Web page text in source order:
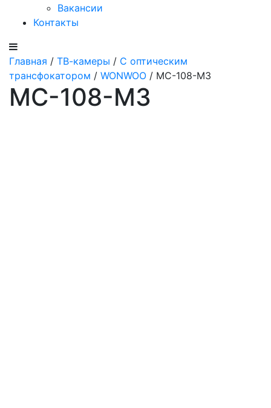
Вакансии
Контакты
Главная / ТВ-камеры / С оптическим
трансфокатором / WONWOO / MC-108-M3
MC-108-M3